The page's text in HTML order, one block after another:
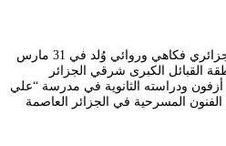
ممثل – كاتب محمد فلاق ممثل جزائري فكاهي وروائي وُلد في 31 مارس
القبائل الكبرى شرقي الجزائر
أزفون ودراسته الثانوية في مدرسة “علي
المسرحية في الجزائر العاصمة